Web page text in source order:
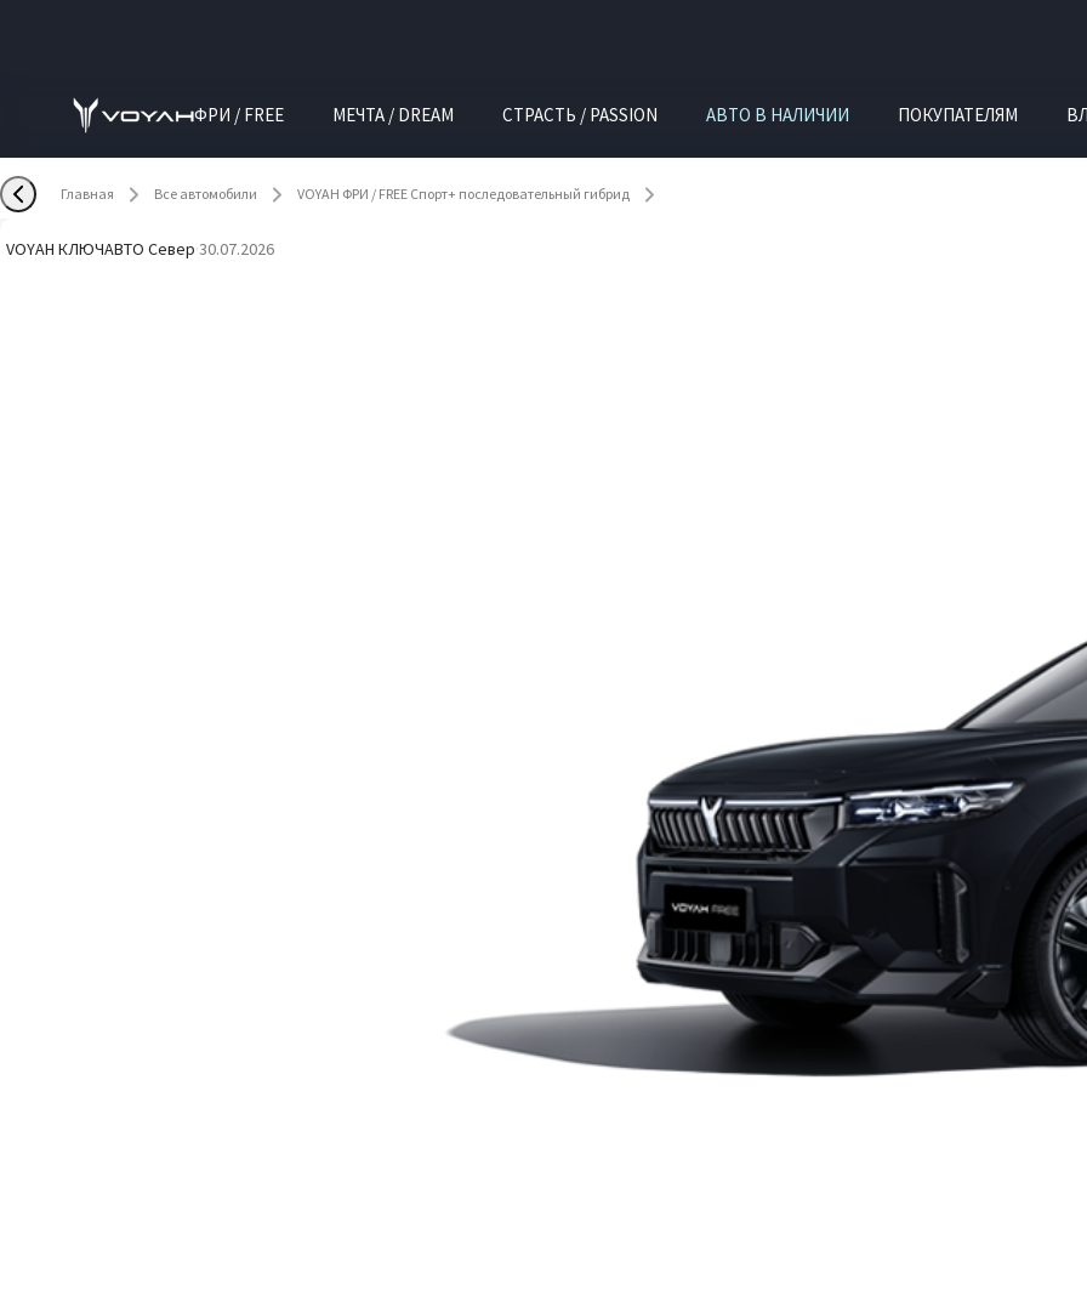
ФРИ / FREE МЕЧТА / DREAM СТРАСТЬ / PASSION АВТО В НАЛИЧИИ ПОКУПАТЕЛЯМ
Главная Все автомобили VOYAH ФРИ / FREE Спорт+ последовательный гибрид
VOYAH КЛЮЧАВТО Север·30.07.2026